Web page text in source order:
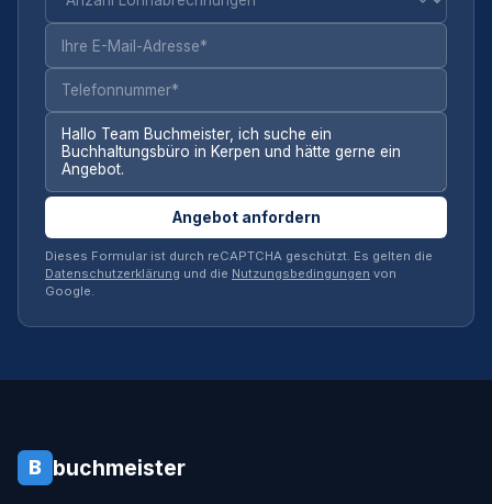
Angebot anfordern
Dieses Formular ist durch reCAPTCHA geschützt. Es gelten die
Datenschutzerklärung und die Nutzungsbedingungen von
Google.
B buchmeister